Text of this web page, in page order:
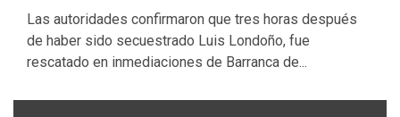
Las autoridades confirmaron que tres horas después
de haber sido secuestrado Luis Londoño, fue
rescatado en inmediaciones de Barranca de...